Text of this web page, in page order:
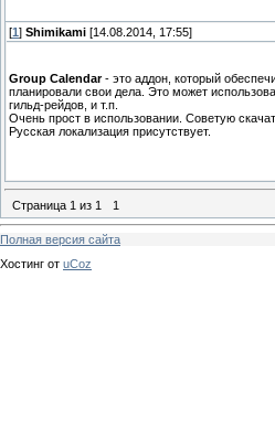
[1 ] Shimikami [14.08.2014, 17:55]
Group Calendar- это аддон, который
планировали свои дела. Это может
гильд-рейдов, и т.п.
Очень прост в использовании. Советую
Русская локализация присутствует.
Страница 1 из 1 1
Полная версия сайта
Хостинг от uCoz